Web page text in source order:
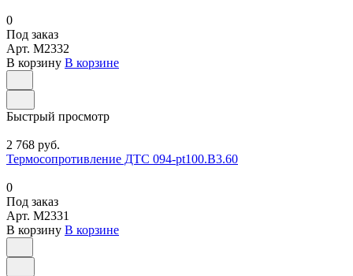
0
Под заказ
Арт. M2332
В корзину В корзине
Быстрый просмотр
2 768 руб.
Термосопротивление ДТС 094-pt100.В3.60
0
Под заказ
Арт. M2331
В корзину В корзине